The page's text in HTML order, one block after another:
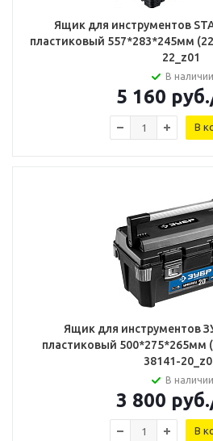
Ящик для инструментов
пластиковый 557*283*245мм
22_z01
В наличии
5 160 руб.
В
Ящик для инструментов
пластиковый 500*275*265мм
38141-
В наличии
3 800 руб.
В